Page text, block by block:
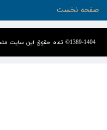
1389-1404© تمام حقوق این سایت متعلق به پایگاه خبری
صفحه نخست